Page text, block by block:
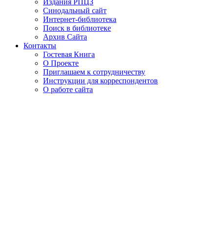
Синодальный сайт
Интернет-библиотека
Поиск в библиотеке
Архив Сайта
Контакты
Гостевая Книга
О Проекте
Приглашаем к сотрудничеству
Инструкции для корреспондентов
О работе сайта